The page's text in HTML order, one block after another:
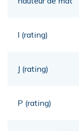
I (rating)
J (rating)
P (rating)